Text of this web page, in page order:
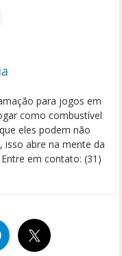
para jogos em
como combustível
eles podem não
abre na mente da
em contato: (31)